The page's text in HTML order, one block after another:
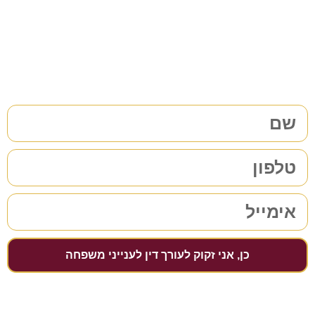
כן, אני זקוק לעורך דין לענייני משפחה